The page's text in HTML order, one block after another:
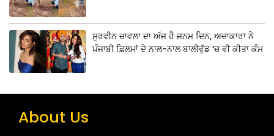
ਸੁਰਵੀਨ ਚਾਵਲਾ ਦਾ ਅੱਜ ਹੈ ਜਨਮ ਦਿਨ, ਅਦਾਕਾਰਾ ਨੇ
ਪੰਜਾਬੀ ਫ਼ਿਲਮਾਂ ਦੇ ਨਾਲ-ਨਾਲ ਬਾਲੀਵੁੱਡ ‘ਚ ਵੀ ਕੀਤਾ ਕੰਮ
About Us